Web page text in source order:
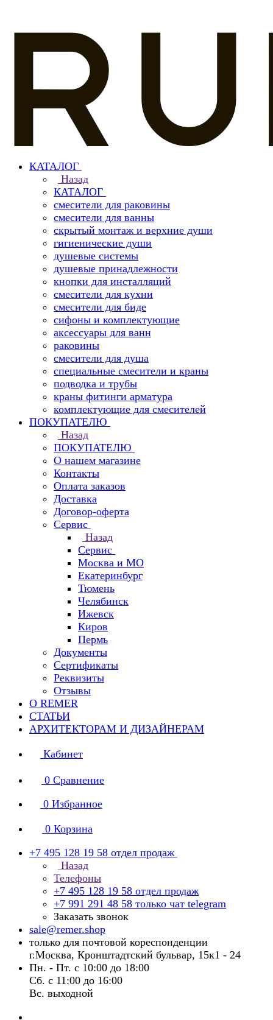
КАТАЛОГ
Назад
КАТАЛОГ
смесители для раковины
смесители для ванны
скрытый монтаж и верхние души
гигиенические души
душевые системы
душевые принадлежности
кнопки для инсталляций
смесители для кухни
смесители для биде
сифоны и комплектующие
аксессуары для ванн
раковины
смесители для душа
специальные смесители и краны
подводка и трубы
краны фитинги арматура
комплектующие для смесителей
ПОКУПАТЕЛЮ
Назад
ПОКУПАТЕЛЮ
О нашем магазине
Контакты
Оплата заказов
Доставка
Договор-оферта
Сервис
Назад
Сервис
Москва и МО
Екатеринбург
Тюмень
Челябинск
Ижевск
Киров
Пермь
Документы
Сертификаты
Реквизиты
Отзывы
О REMER
СТАТЬИ
АРХИТЕКТОРАМ И ДИЗАЙНЕРАМ
Кабинет
0 Сравнение
0 Избранное
0 Корзина
+7 495 128 19 58 отдел продаж
Назад
Телефоны
+7 495 128 19 58 отдел продаж
+7 991 291 48 58 только чат telegram
Заказать звонок
sale@remer.shop
только для почтовой кореспонденции
г.Москва, Кронштадтский бульвар, 15к1 - 24
Пн. - Пт. с 10:00 до 18:00
Сб. с 11:00 до 16:00
Вс. выходной